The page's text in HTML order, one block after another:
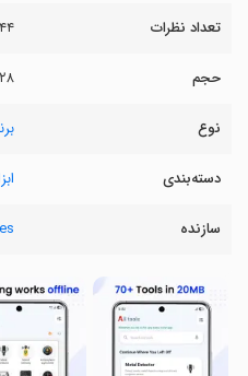
تعداد نظرات ۴۴
حجم ۲۸ مگابایت
نوع
دسته‌بندی
سازنده ®